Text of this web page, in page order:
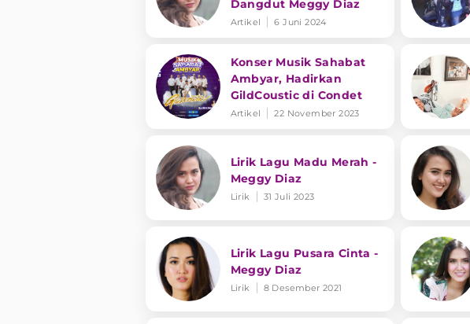
Dangdut Meggy Diaz
Artikel 6 Juni 2024
Konser Musik Sahabat
Ambyar, Hadirkan
GildCoustic di Condet
Artikel 22 November 2023
Lirik Lagu Madu Merah -
Meggy Diaz
Lirik 31 Juli 2023
Lirik Lagu Pusara Cinta -
Meggy Diaz
Lirik 8 Desember 2021